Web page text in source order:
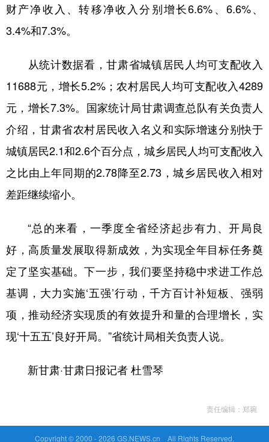
财产净收入、转移净收入分别增长6.6%、6.6%、
3.4%和7.3%。
从统计数据看，甘肃省城镇居民人均可支配收入
11688元，增长5.2%；农村居民人均可支配收入4289
元，增长7.3%。国家统计局甘肃调查总队有关负责人
介绍，甘肃省农村居民收入名义和实际增速分别快于
城镇居民2.1和2.6个百分点，城乡居民人均可支配收入
之比由上年同期的2.78降至2.73，城乡居民收入相对
差距继续缩小。
“总的来看，一季度全省经济起步有力、开局良
好，高质量发展取得新成效，为实现全年目标任务奠
定了坚实基础。下一步，我们要坚持稳中求进工作总
基调，大力实施‘五强’行动，千方百计补短板、强弱
项，推动经济实现质的有效提升和量的合理增长，实
现‘十五五’良好开局。”省统计局相关负责人说。
新甘肃·甘肃日报记者 杜雪琴
责任编辑：郑琬
Copyright © 2000 -2026 GS.NEWS.cn All Rights Reserved.